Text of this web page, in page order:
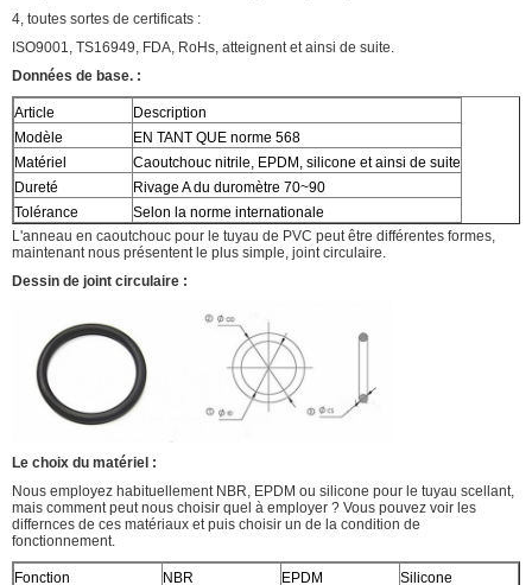
4, toutes sortes de certificats :
ISO9001, TS16949, FDA, RoHs, atteignent et ainsi de suite.
Données de base. :
Article
Description
Modèle
EN TANT QUE norme 568
Matériel
Caoutchouc nitrile, EPDM, silicone et ainsi de suite
Dureté
Rivage A du duromètre 70~90
Tolérance
Selon la norme internationale
L'anneau en caoutchouc pour le tuyau de PVC peut être différentes formes,
maintenant nous présentent le plus simple, joint circulaire.
Dessin de joint circulaire :
Le choix du matériel :
Nous employez habituellement NBR, EPDM ou silicone pour le tuyau scellant,
mais comment peut nous choisir quel à employer ? Vous pouvez voir les
differnces de ces matériaux et puis choisir un de la condition de
fonctionnement.
Fonction NBR EPDM Silicone